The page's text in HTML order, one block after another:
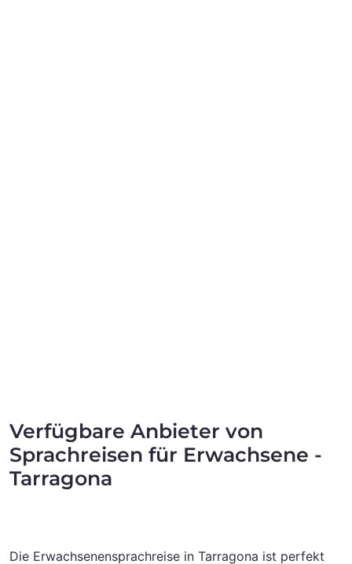
Verfügbare Anbieter von
Sprachreisen für Erwachsene -
Tarragona
Die Erwachsenensprachreise in Tarragona ist perfekt